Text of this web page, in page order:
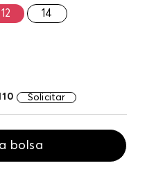
12 14
Solicitar
bolsa